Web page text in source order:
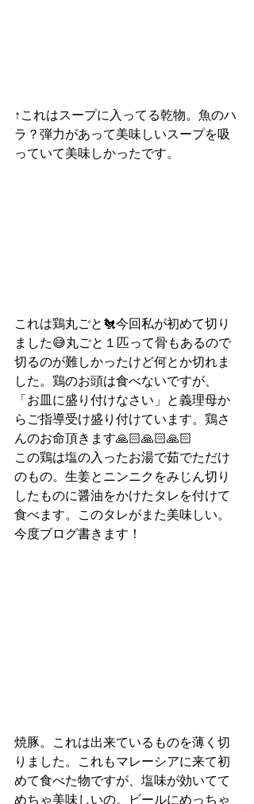
↑これはスープに入ってる乾物。魚のハ
ラ？弾力があって美味しいスープを吸
っていて美味しかったです。
これは鶏丸ごと🐔今回私が初めて切り
ました😅丸ごと１匹って骨もあるので
切るのが難しかったけど何とか切れま
した。鶏のお頭は食べないですが、
「お皿に盛り付けなさい」と義理母か
らご指導受け盛り付けています。鶏さ
んのお命頂きます🙏🏻🙏🏻🙏🏻
この鶏は塩の入ったお湯で茹でただけ
のもの。生姜とニンニクをみじん切り
したものに醤油をかけたタレを付けて
食べます。このタレがまた美味しい。
今度ブログ書きます！
焼豚。これは出来ているものを薄く切
りました。これもマレーシアに来て初
めて食べた物ですが、塩味が効いてて
めちゃ美味しいの。ビールにめっちゃ